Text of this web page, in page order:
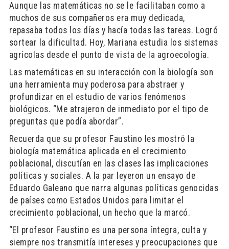
Aunque las matemáticas no se le facilitaban como a
muchos de sus compañeros era muy dedicada,
repasaba todos los días y hacía todas las tareas. Logró
sortear la dificultad. Hoy, Mariana estudia los sistemas
agrícolas desde el punto de vista de la agroecología.
Las matemáticas en su interacción con la biología son
una herramienta muy poderosa para abstraer y
profundizar en el estudio de varios fenómenos
biológicos. “Me atrajeron de inmediato por el tipo de
preguntas que podía abordar”.
Recuerda que su profesor Faustino les mostró la
biología matemática aplicada en el crecimiento
poblacional, discutían en las clases las implicaciones
políticas y sociales. A la par leyeron un ensayo de
Eduardo Galeano que narra algunas políticas genocidas
de países como Estados Unidos para limitar el
crecimiento poblacional, un hecho que la marcó.
“El profesor Faustino es una persona íntegra, culta y
siempre nos transmitía intereses y preocupaciones que